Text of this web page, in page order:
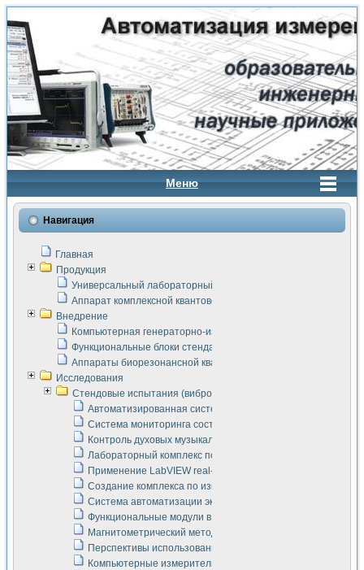
Меню
Навигация
Главная
Продукция
Универсальный лабораторный стенд "Сигнал-USB"
Аппарат комплексной квантовой терапии Интроскан
Внедрение
Компьютерная генераторно-измерительная система
Функциональные блоки стенда "Сигнал-USB"
Аппараты биорезонансной квантовой терапии серии СКАН
Исследования
Стендовые испытания (виброакустика, тензометрия и т.п.)
Автоматизированная система измерения параметров
Система мониторинга состояния тяговых
Контроль духовых музыкальных инструментов
Лабораторный комплекс по исследованию элементной
Применение LabVIEW real-time module для
Создание комплекса по измерению скорости подвижного
Система автоматизации экспериментальных
Функциональные модули в стандарте Nl SCXI для
Магнитометрический метод в дефектоскопии сварных
Перспективы использования машинного зрения в
Компьютерные измерительные системы для